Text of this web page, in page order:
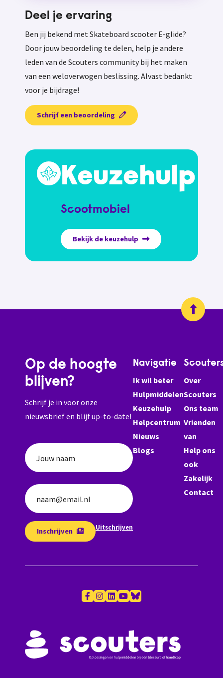
Deel je ervaring
Ben jij bekend met Skateboard scooter E-glide?
Door jouw beoordeling te delen, help je andere
leden van de Scouters community bij het maken
van een weloverwogen beslissing. Alvast bedankt
voor je bijdrage!
Schrijf een beoordeling
Keuzehulp
Scootmobiel
Bekijk de keuzehulp
Op de hoogte
blijven?
Schrijf je in voor onze
nieuwsbrief en blijf up-to-date!
Jouw naam
naam@email.nl
Inschrijven Uitschrijven
Navigatie
Ik wil beter
Hulpmiddelen
Keuzehulp
Helpcentrum
Nieuws
Blogs
Over
Scouters
Ons team
Vrienden
van
Help ons
ook
Zakelijk
Contact